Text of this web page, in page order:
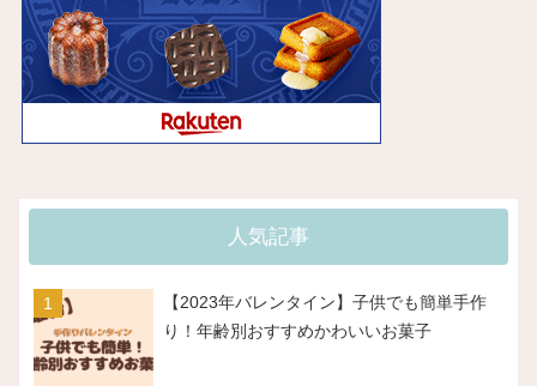
人気記事
【2023年バレンタイン】子供でも簡単手作
り！年齢別おすすめかわいいお菓子